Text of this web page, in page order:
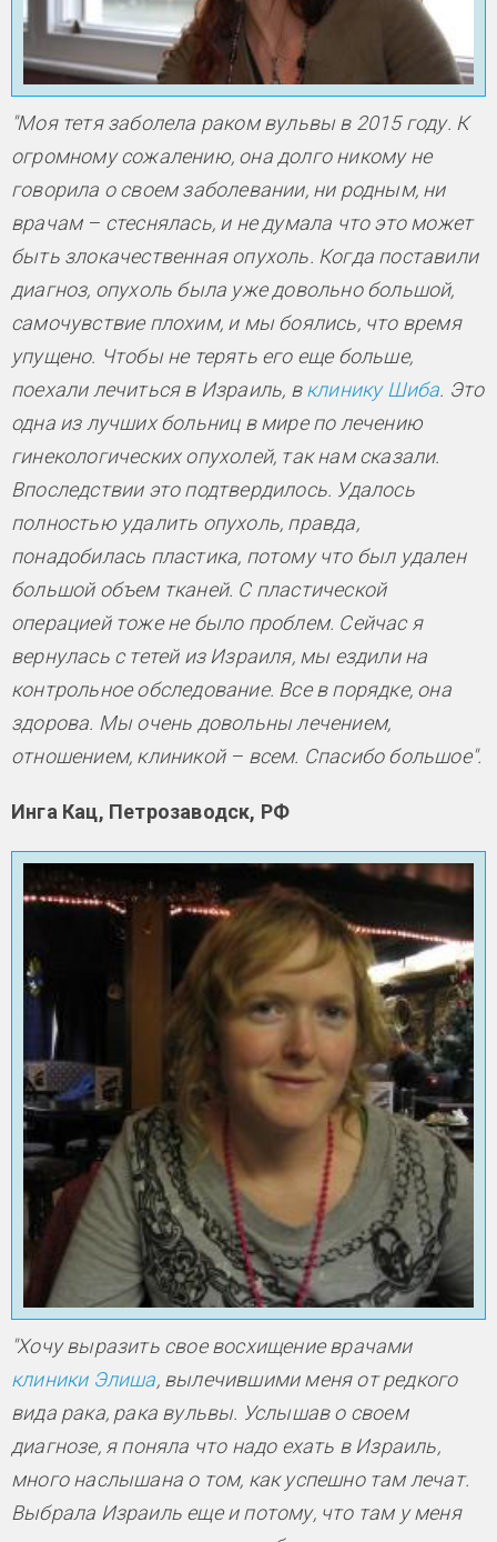
"Моя тетя заболела раком вульвы в 2015 году. К
огромному сожалению, она долго никому не
говорила о своем заболевании, ни родным, ни
врачам – стеснялась, и не думала что это может
быть злокачественная опухоль. Когда поставили
диагноз, опухоль была уже довольно большой,
самочувствие плохим, и мы боялись, что время
упущено. Чтобы не терять его еще больше,
поехали лечиться в Израиль, вклинику Шиба. Это
одна из лучших больниц в мире по лечению
гинекологических опухолей, так нам сказали.
Впоследствии это подтвердилось. Удалось
полностью удалить опухоль, правда,
понадобилась пластика, потому что был удален
большой объем тканей. С пластической
операцией тоже не было проблем. Сейчас я
вернулась с тетей из Израиля, мы ездили на
контрольное обследование. Все в порядке, она
здорова. Мы очень довольны лечением,
отношением, клиникой – всем. Спасибо большое".
Инга Кац, Петрозаводск, РФ
"Хочу выразить свое восхищение врачами
клиники Элиша, вылечившими меня от редкого
вида рака, рака вульвы. Услышав о своем
диагнозе, я поняла что надо ехать в Израиль,
много наслышана о том, как успешно там лечат.
Выбрала Израиль еще и потому, что там у меня